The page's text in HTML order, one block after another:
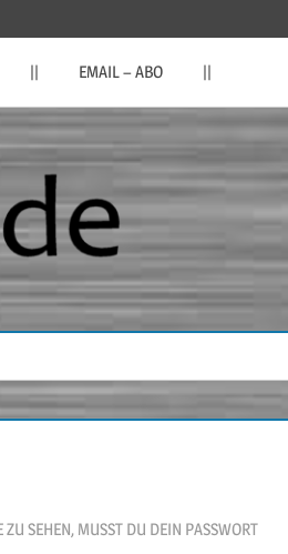
|| EMAIL – ABO ||
SEHEN, MUSST DU DEIN PASSWORT